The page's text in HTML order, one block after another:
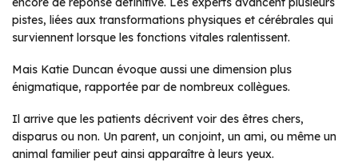
pistes, liées aux transformations physiques et cérébrales qui
surviennent lorsque les fonctions vitales ralentissent.
Mais Katie Duncan évoque aussi une dimension plus
énigmatique, rapportée par de nombreux collègues.
Il arrive que les patients décrivent voir des êtres chers,
disparus ou non. Un parent, un conjoint, un ami, ou même un
animal familier peut ainsi apparaître à leurs yeux.